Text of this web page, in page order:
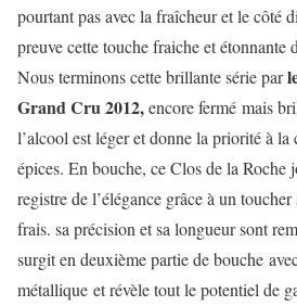
pourtant pas avec la fraîcheur et le côté
preuve cette touche fraiche et étonnante
Nous terminons cette brillante série par
Grand Cru 2012,encore fermé mais
l’alcool est léger et donne la priorité à la
épices. En bouche, ce Clos de la Roche
registre de l’élégance grâce à un
frais. sa précision et sa longueur sont
surgit en deuxième partie de bouche
métallique et révèle tout le potentiel de